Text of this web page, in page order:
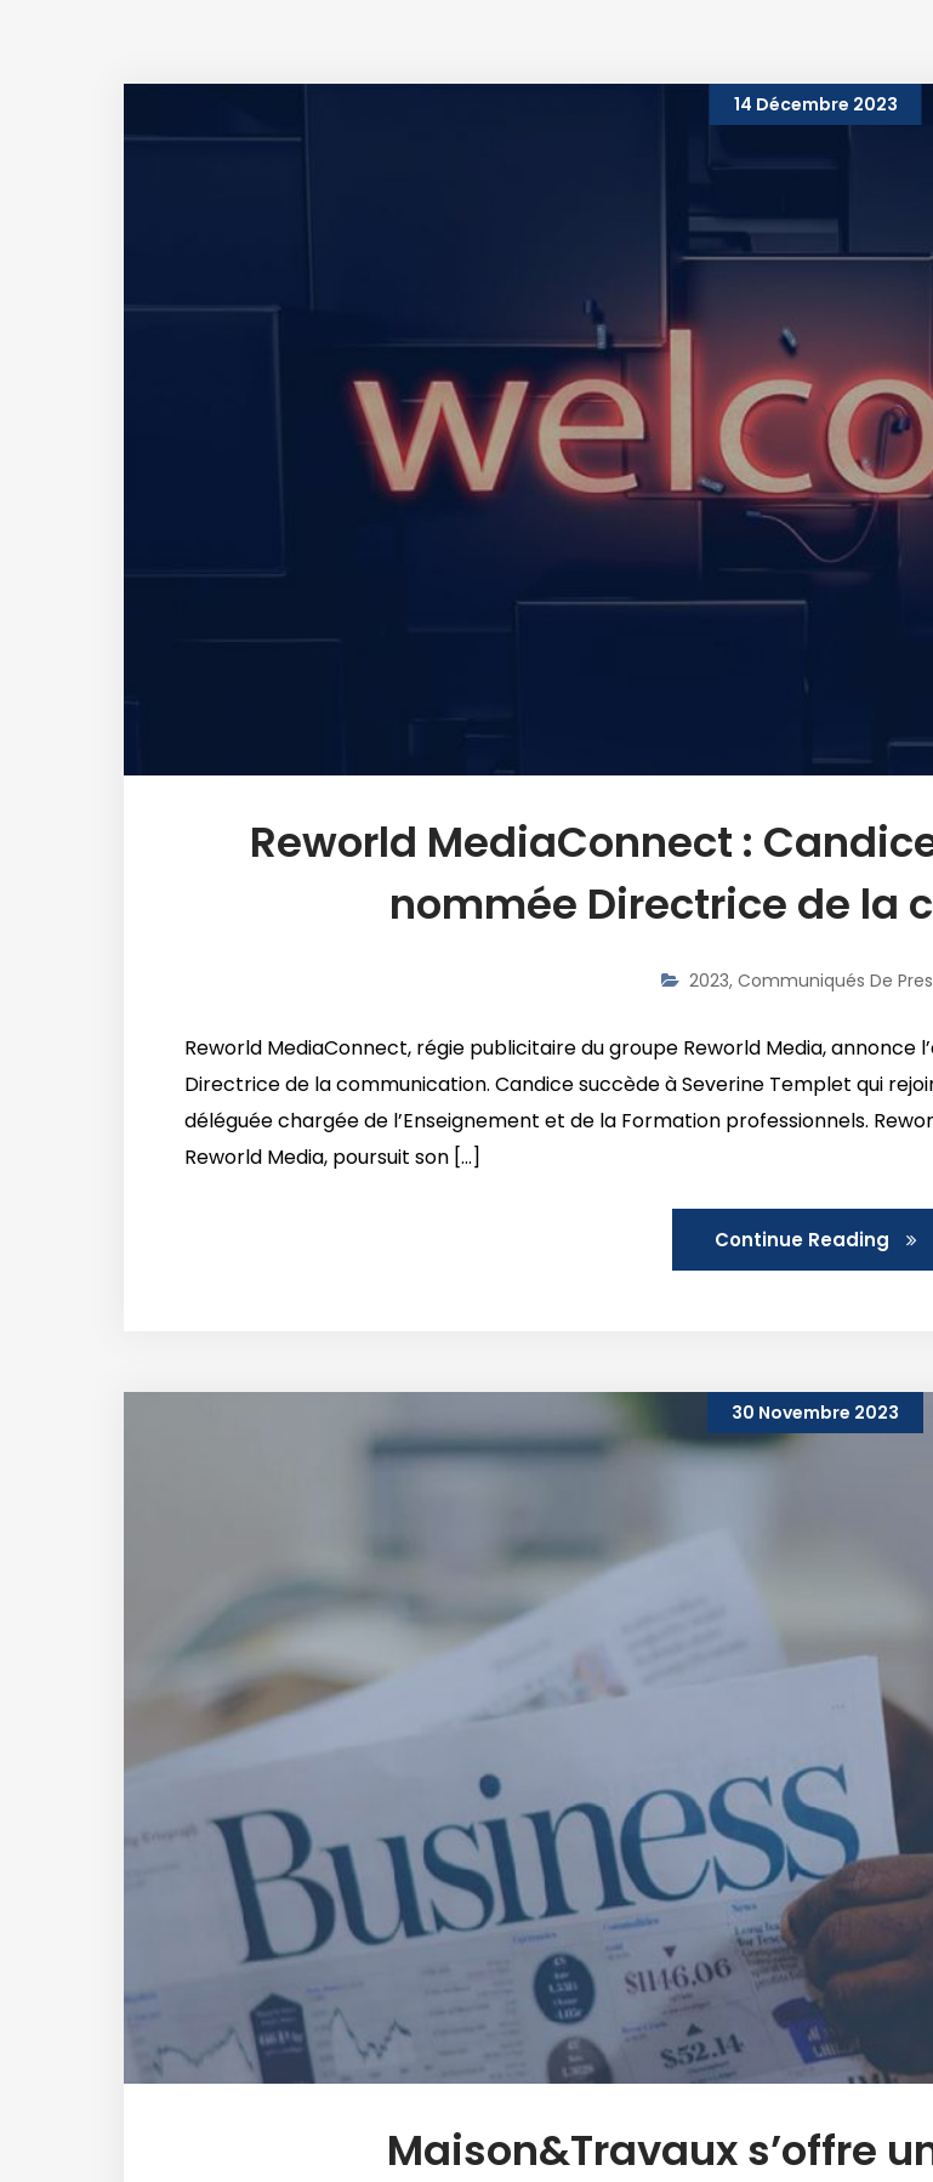
14 Décembre 2023
Reworld MediaConnect :
nommée Directrice de la
2023, Communiqués De
Reworld MediaConnect, régie publicitaire du groupe Reworld Media, annonce
Directrice de la communication. Candice succède à Severine Templet qui
déléguée chargée de l’Enseignement et de la Formation professionnels.
Reworld Media, poursuit son [...]
Continue Reading
30 Novembre 2023
Maison&Travaux s’offre